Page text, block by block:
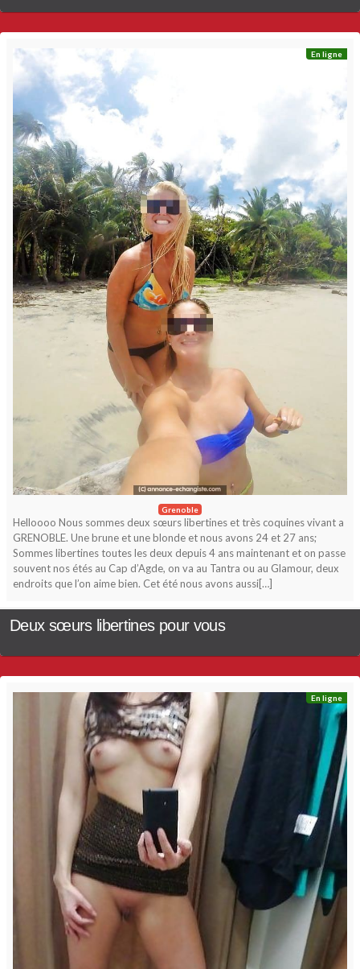
En ligne
Grenoble
Helloooo Nous sommes deux sœurs libertines et très coquines vivant a
GRENOBLE. Une brune et une blonde et nous avons 24 et 27 ans;
Sommes libertines toutes les deux depuis 4 ans maintenant et on passe
souvent nos étés au Cap d’Agde, on va au Tantra ou au Glamour, deux
endroits que l’on aime bien. Cet été nous avons aussi[…]
Deux sœurs libertines pour vous
En ligne